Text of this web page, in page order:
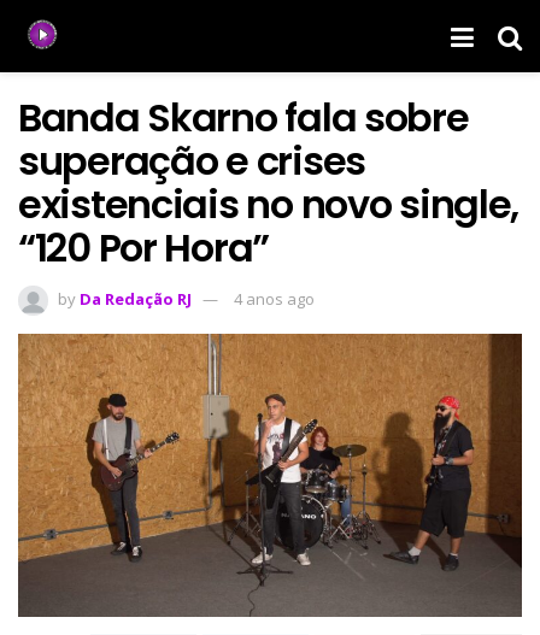
Banda Skarno fala sobre
superação e crises
existenciais no novo single,
“120 Por Hora”
by Da Redação RJ 4 anos ago